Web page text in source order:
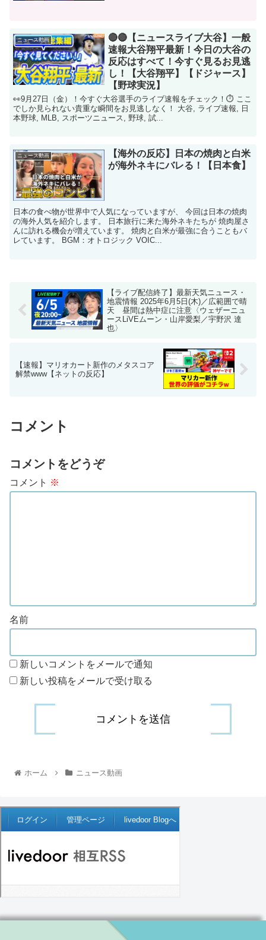
ニュース動画
🔴🔴【ニュースライブ大谷】一般
速報大谷翔平最新！今日の大谷の
反応はすべて！今すぐ見るお見逃
し！【大谷翔平】【ドジャース】
【野球実況】
👀9月27日（金）！今すぐ大谷選手のライブ速報をチェック！⏱️ ここ
でしか見られない貴重な瞬間をお見逃しなく！ 大谷, ライブ速報, 日
本野球, MLB, スポーツニュース, 野球, 試...
ニュース動画
【海外の反応】日本の焼肉と白米
が海外ネキにバレる！【日本食】
日本の食べ物が世界中で人気になっていますが、 今回は日本の焼肉
の海外人気を紹介します。 日本旅行に来た海外ネキたちが 焼肉屋さ
んに訪れる機会が増えています。 焼肉と白米が最強に合うこともバ
レています。 BGM：オトロジック VOIC...
【ライブ配信終了】最新天気ニュース・
地震情報 2025年6月5日(木)／広範囲で晴
天 昼間は熱中症に注意〈ウェザーニュ
ースLiVEムーン・山岸愛梨／宇野沢 達
也〉
【速報】マリオカート新作のメタスコア
解禁www【ネットの反応】
コメント
コメントをどうぞ
コメント ※
名前
新しいコメントをメールで通知
新しい投稿をメールで受け取る
ホーム ニュース動画